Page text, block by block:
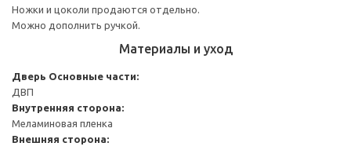
Ножки и цоколи продаются отдельно.
Можно дополнить ручкой.
Материалы и уход
Дверь Основные части:
ДВП
Внутренняя сторона:
Меламиновая пленка
Внешняя сторона: